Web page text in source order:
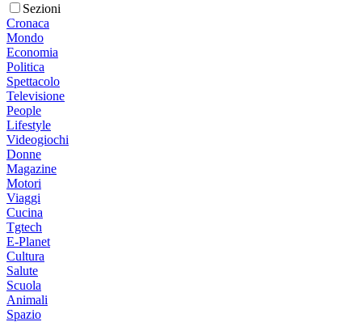
Sezioni
Cronaca
Mondo
Economia
Politica
Spettacolo
Televisione
People
Lifestyle
Videogiochi
Donne
Magazine
Motori
Viaggi
Cucina
Tgtech
E-Planet
Cultura
Salute
Scuola
Animali
Spazio